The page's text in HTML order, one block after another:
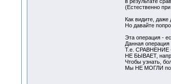
(Естественно
Как видите,
Но давайте
Эта операция -
Данная
Т.е. СРАВНЕНИЕ -
НЕ БЫВАЕТ,
Чтобы узнать,
Мы НЕ МОГЛИ